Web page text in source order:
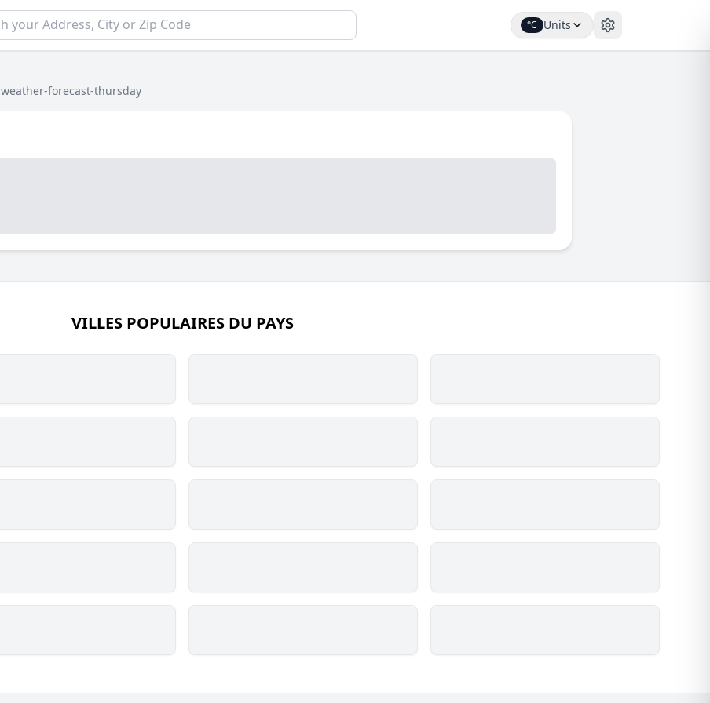
°C Units
weather-forecast-thursday
VILLES POPULAIRES DU PAYS